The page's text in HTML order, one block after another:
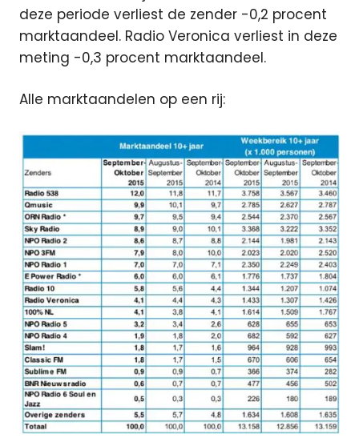
deze periode verliest de zender -0,2 procent
marktaandeel. Radio Veronica verliest in deze
meting -0,3 procent marktaandeel.
Alle marktaandelen op een rij: